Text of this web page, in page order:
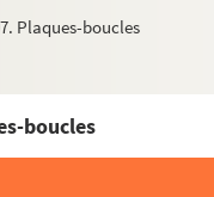
Plaques-boucles
boucles